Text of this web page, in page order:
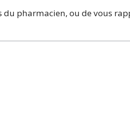
pharmacien, ou de vous